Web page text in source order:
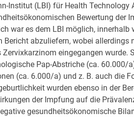
Institut (LBI) für Health Technology
Bewertung der
war es dem LBI möglich, innerhalb
Bericht abzuliefern, wobei allerdings
Zervixkarzinom eingegangen wurde.
Pap-Abstriche (ca. 60.000/
(ca. 6.000/a) und z. B. auch die
wurden ebenso in der
der Impfung auf die
gesundheitsökonomische